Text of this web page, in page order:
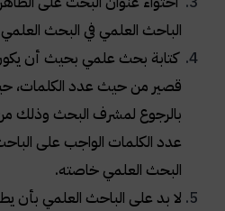
الباحث العلمي في البحث العلمي
كتابة بحث علمي بحيث أن
قصير من حيث عدد الكلمات،
بالرجوع لمشرف البحث وذلك
عدد الكلمات الواجب على
البحث العلمي خاصته.
لا بد على الباحث العلمي بأن